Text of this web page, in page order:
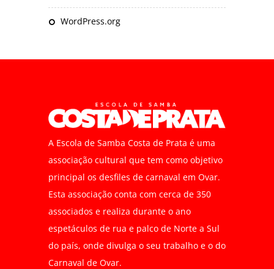
WordPress.org
A Escola de Samba Costa de Prata é uma
associação cultural que tem como objetivo
principal os desfiles de carnaval em Ovar.
Esta associação conta com cerca de 350
associados e realiza durante o ano
espetáculos de rua e palco de Norte a Sul
do país, onde divulga o seu trabalho e o do
Carnaval de Ovar.